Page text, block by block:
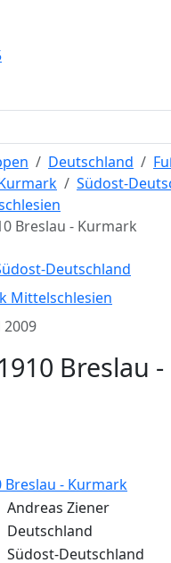
Deutschland
Südost-
Breslau - Kurmark
Deutschland
Mittelschlesien
2009
Breslau
- Kurmark
Andreas Ziener
Deutschland
Südost-Deutschland